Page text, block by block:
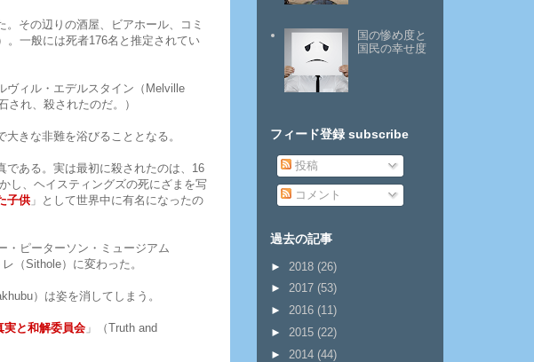
その辺りの酒屋、ビアホール、コミ
。一般には死者176名と推定されてい
ヴィル・エデルスタイン（Melville
れ、殺されたのだ。）
きな非難を浴びることとなる。
である。実は最初に殺されたのは、16
し、ヘイスティングズの死にざまを写
子供」として世界中に有名になったの
・ピーターソン・ミュージアム
（Sithole）に変わった。
）は姿を消してしまう。
実と和解委員会 」（Truth and
国の惨め度と
国民の幸せ度
フィード登録 subscribe
投稿
コメント
過去の記事
► 2018 (26)
► 2017 (53)
► 2016 (11)
► 2015 (22)
► 2014 (44)